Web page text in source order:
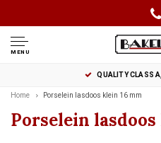
MENU
QUALITY CLASS
Home Porselein lasdoos klein 16 mm
Porselein